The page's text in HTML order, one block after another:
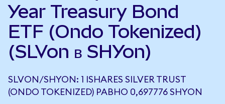
Year Treasury Bond
ETF (Ondo Tokenized)
(SLVon в SHYon)
SLVON/SHYON: 1 ISHARES SILVER TRUST
(ONDO TOKENIZED) РАВНО 0,697776 SHYON